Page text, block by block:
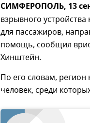
СИМФЕРОПОЛЬ, 13
взрывного
для пассажиров,
помощь, сообщил врио
Хинштейн.
По его словам, регион
человек, среди